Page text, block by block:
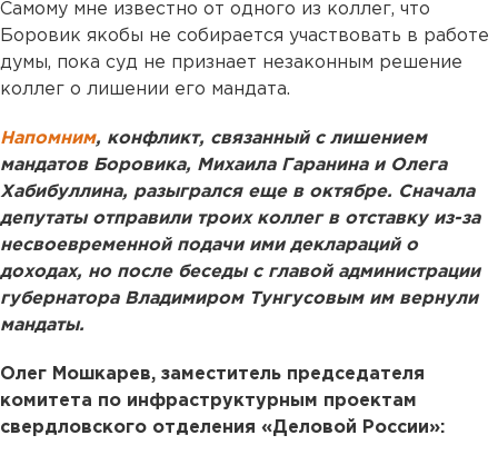
Самому мне известно от одного из коллег, что
Боровик якобы не собирается участвовать в работе
думы, пока суд не признает незаконным решение
коллег о лишении его мандата.
Напомним, конфликт, связанный с лишением
мандатов Боровика, Михаила Гаранина и Олега
Хабибуллина, разыгрался еще в октябре. Сначала
депутаты отправили троих коллег в отставку из-за
несвоевременной подачи ими деклараций о
доходах, но после беседы с главой администрации
губернатора Владимиром Тунгусовым им вернули
мандаты.
Олег Мошкарев, заместитель председателя
комитета по инфраструктурным проектам
свердловского отделения «Деловой России»: